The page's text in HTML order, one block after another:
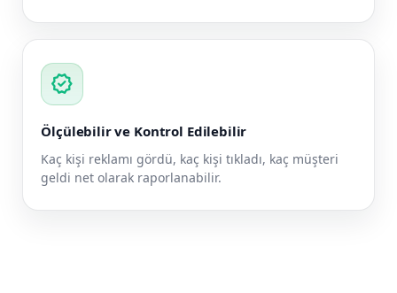
verified
Ölçülebilir ve Kontrol Edilebilir
Kaç kişi reklamı gördü, kaç kişi tıkladı, kaç müşteri
geldi net olarak raporlanabilir.